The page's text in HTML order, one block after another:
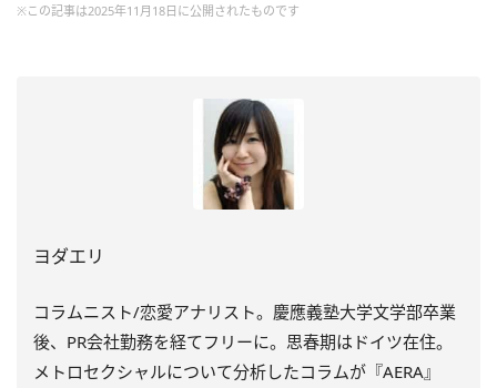
※この記事は2025年11月18日に公開されたものです
ヨダエリ
コラムニスト/恋愛アナリスト。慶應義塾大学文学部卒業
後、PR会社勤務を経てフリーに。思春期はドイツ在住。
メトロセクシャルについて分析したコラムが『AERA』